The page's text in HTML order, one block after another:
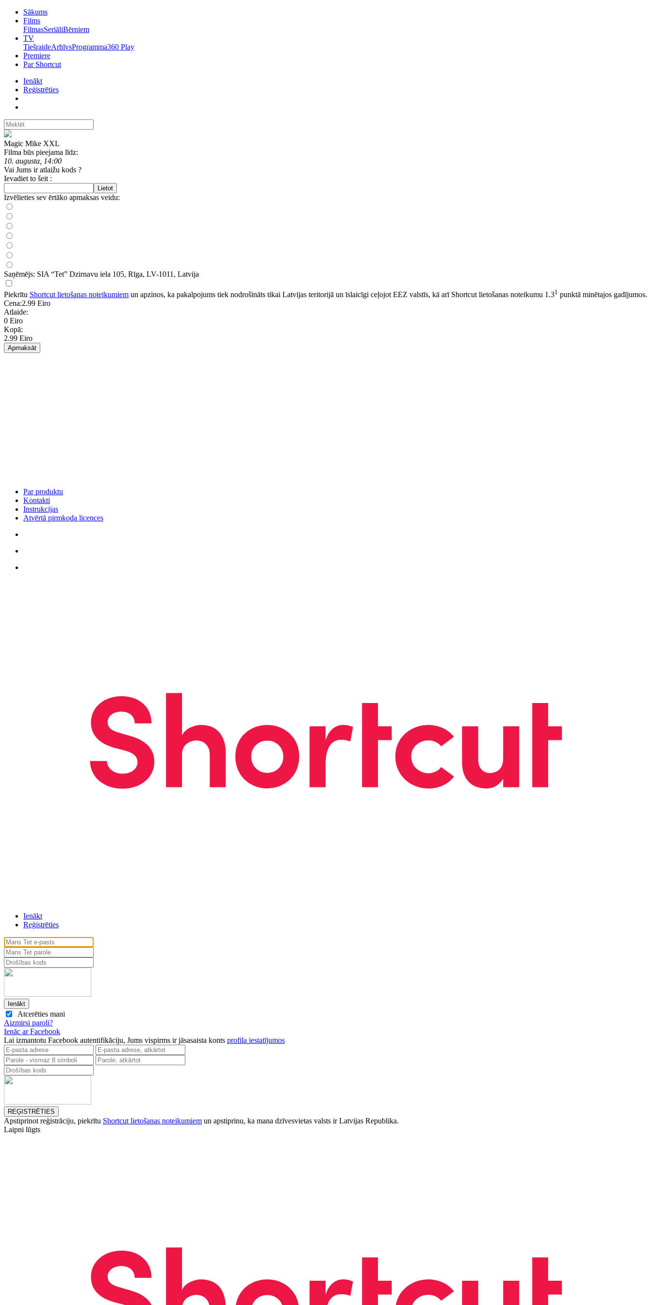
Sākums
Films
FilmasSeriāliBērniem
TV
TiešraideArhīvsProgramma360 Play
Premiere
Par Shortcut
Ienākt
Reģistrēties
Magic Mike XXL
Filma būs pieejama līdz:
10. augusta, 14:00
Vai Jums ir atlaižu kods ?
Ievadiet to šeit :
Lietot
Izvēlieties sev ērtāko apmaksas veidu:
Saņēmējs: SIA “Tet” Dzirnavu iela 105, Rīga, LV-1011, Latvija
Piekrītu Shortcut lietošanas noteikumiem un apzinos, ka pakalpojums tiek nodrošināts tikai Latvijas teritorijā un īslaicīgi ceļojot EEZ valstīs, kā arī Shortcut lietošanas noteikumu 1.31 punktā minētajos gadījumos.
Cena:2.99 Eiro
Atlaide:
0 Eiro
Kopā:
2.99 Eiro
Apmaksāt
Par produktu
Kontakti
Instrukcijas
Atvērtā pirmkoda licences
Ienākt
Reģistrēties
Atcerēties mani
Aizmirsi paroli?
Ienāc ar Facebook
Lai izmantotu Facebook autentifikāciju, Jums vispirms ir jāsasaista konts profila iestatījumos
REĢISTRĒTIES
Apstiprinot reģistrāciju, piekrītu Shortcut lietošanas noteikumiem un apstiprinu, ka mana dzīvesvietas valsts ir Latvijas Republika.
Laipni lūgts